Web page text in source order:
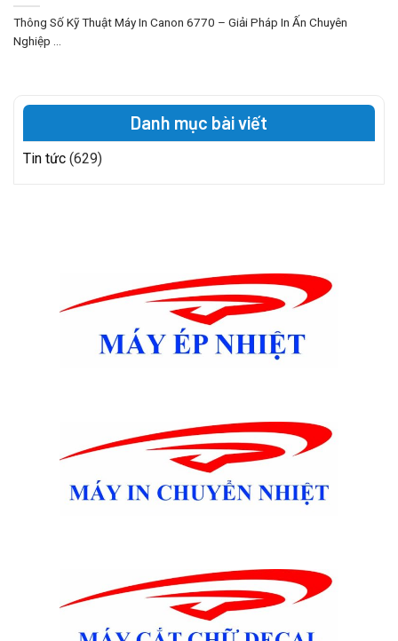
Danh mục bài viết
Tin tức (629)
Thông Số Kỹ Thuật Máy In Canon 6770 – Giải Pháp In Ấn Chuyên
Nghiệp ...